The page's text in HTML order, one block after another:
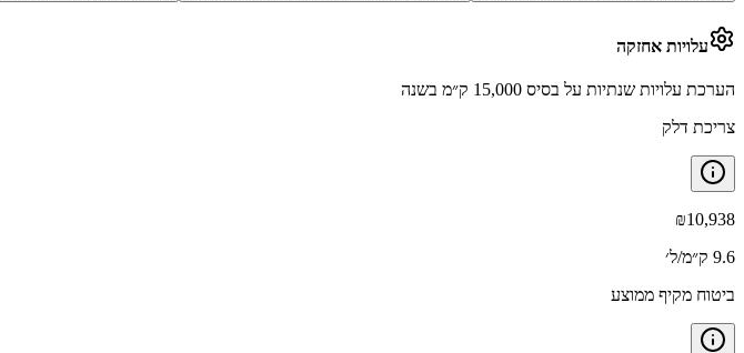
עלויות אחזקה
הערכת עלויות שנתיות על בסיס 15,000 ק״מ בשנה
צריכת דלק
₪10,938
9.6 ק״מ/ל׳
ביטוח מקיף ממוצע